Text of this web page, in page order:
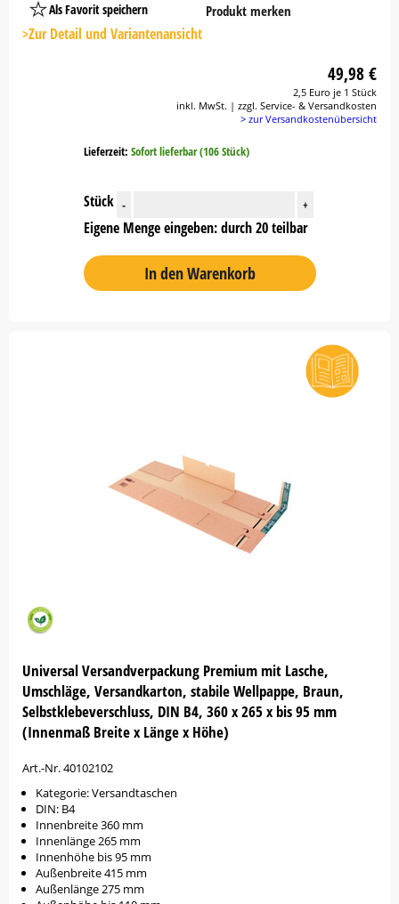
Als Favorit speichern
Platzhalter
Button
Produkt merken
>Zur Detail und Variantenansicht
49,98 €
2,5 Euro je 1 Stück
inkl. MwSt. | zzgl. Service- & Versandkosten
> zur Versandkostenübersicht
Lieferzeit: Sofort lieferbar (106 Stück)
Stück - +
Eigene Menge eingeben: durch 20 teilbar
In den Warenkorb
Universal Versandverpackung Premium mit Lasche,
Umschläge, Versandkarton, stabile Wellpappe, Braun,
Selbstklebeverschluss, DIN B4, 360 x 265 x bis 95 mm
(Innenmaß Breite x Länge x Höhe)
Art.-Nr. 40102102
Kategorie: Versandtaschen
DIN: B4
Innenbreite 360 mm
Innenlänge 265 mm
Innenhöhe bis 95 mm
Außenbreite 415 mm
Außenlänge 275 mm